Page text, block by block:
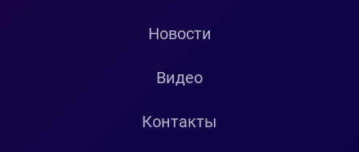
Новости
Видео
Контакты